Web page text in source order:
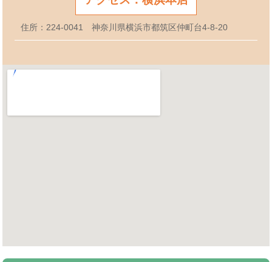
住所：224-0041 神奈川県横浜市都筑区仲町台4-8-20